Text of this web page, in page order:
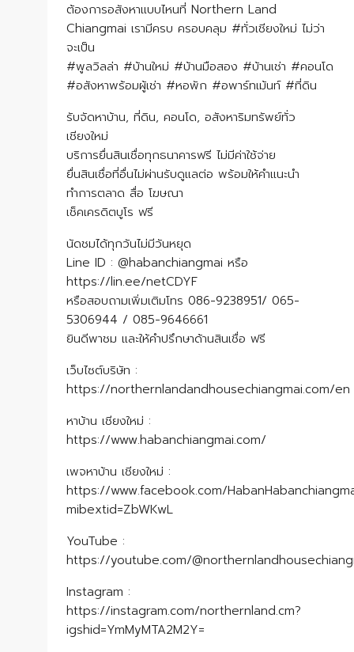
ต้องการอสังหาแบบไหนที่ Northern Land
Chiangmai เรามีครบ ครอบคลุม #ทั่วเชียงใหม่ ไม่ว่า
จะเป็น
#พูลวิลล่า #บ้านใหม่ #บ้านมือสอง #บ้านเช่า #คอนโด
#อสังหาพร้อมผู้เช่า #หอพัก #อพาร์ทเม้นท์ #ที่ดิน
รับจัดหาบ้าน, ที่ดิน, คอนโด, อสังหาริมทรัพย์ทั่ว
เชียงใหม่
บริการยื่นสินเชื่อทุกธนาคารฟรี ไม่มีค่าใช้จ่าย
ยื่นสินเชื่อที่อื่นไม่ผ่านรับดูแลต่อ พร้อมให้คำแนะนำ
ทำการตลาด สื่อ โฆษณา
เช็คเครดิตบูโร ฟรี
นัดชมได้ทุกวันไม่มีวันหยุด
Line ID : @habanchiangmai หรือ
https://lin.ee/netCDYF
หรือสอบถามเพิ่มเติมโทร 086-9238951/ 065-
5306944 / 085-9646661
ยินดีพาชม และให้คำปรึกษาด้านสินเชื่อ ฟรี
เว็บไซต์บริษัท :
https://northernlandandhousechiangmai.com/en
หาบ้าน เชียงใหม่ :
https://www.habanchiangmai.com/
เพจหาบ้าน เชียงใหม่ :
https://www.facebook.com/
mibextid=ZbWKwL
YouTube :
https://youtube.com/
Instagram :
https://instagram.com/northernland.cm?
igshid=YmMyMTA2M2Y=